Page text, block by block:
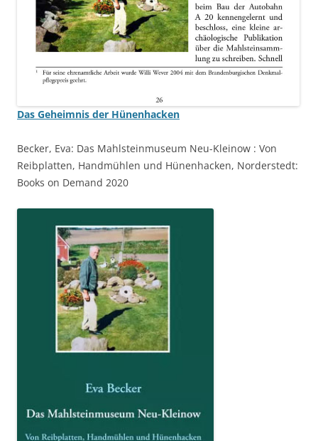
Das Geheimnis der Hünenhacken
Becker, Eva: Das Mahlsteinmuseum Neu-Kleinow : Von
Reibplatten, Handmühlen und Hünenhacken, Norderstedt:
Books on Demand 2020